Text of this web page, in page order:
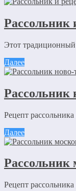
Рассольник
Этот традиционный
Далее
Рассольник
Рецепт
Далее
Рассольник
Рецепт